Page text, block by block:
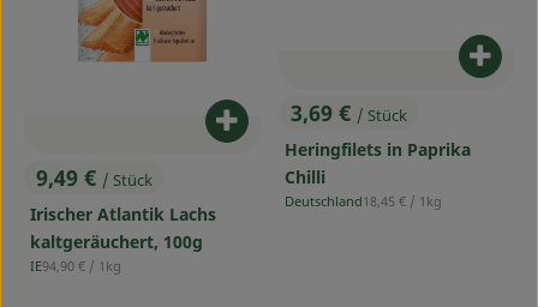
, Preis:
9,49 € / Stück
Irischer Atlantik Lachs
kaltgeräuchert, 100g
, Herkunft:
IE, Referenzpreis:
94,90 € / 1kg
Produkt zum Warenkorb
, Preis:
3,69 € / Stück
Heringfilets in Paprika
Chilli
, Herkunft:
Deutschland, Referenzpreis:
18,45 € / 1kg